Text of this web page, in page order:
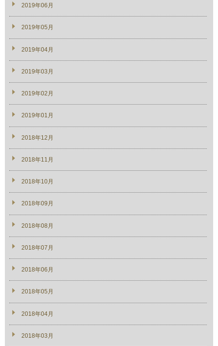
2019年06月
2019年05月
2019年04月
2019年03月
2019年02月
2019年01月
2018年12月
2018年11月
2018年10月
2018年09月
2018年08月
2018年07月
2018年06月
2018年05月
2018年04月
2018年03月